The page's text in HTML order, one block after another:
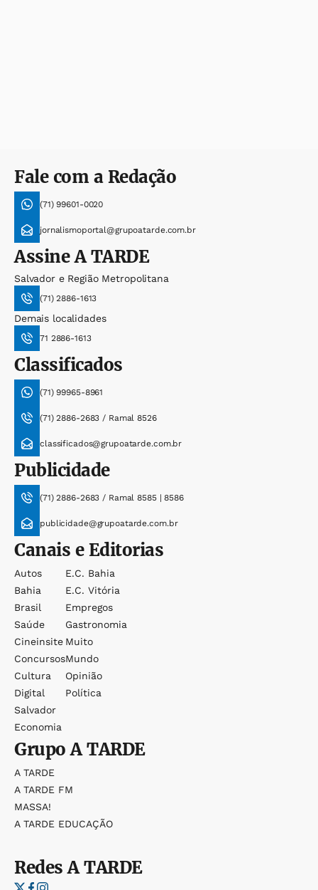
Fale com a Redação
(71) 99601-0020
jornalismoportal@grupoatarde.com.br
AssineA TARDE
Salvador e Região Metropolitana
(71) 2886-1613
Demais localidades
71 2886-1613
Classificados
(71) 99965-8961
(71) 2886-2683 / Ramal 8526
classificados@grupoatarde.com.br
Publicidade
(71) 2886-2683 / Ramal 8585 | 8586
publicidade@grupoatarde.com.br
Canais e Editorias
Autos
Bahia
Brasil
Saúde
Cineinsite
Concursos
Cultura
Digital
Salvador
Economia
E.c. Bahia
E.c. Vitória
Empregos
Gastronomia
Muito
Mundo
Opinião
Política
GrupoA TARDE
A TARDE
A TARDE FM
MASSA!
A TARDE EDUCAÇÃO
RedesA TARDE